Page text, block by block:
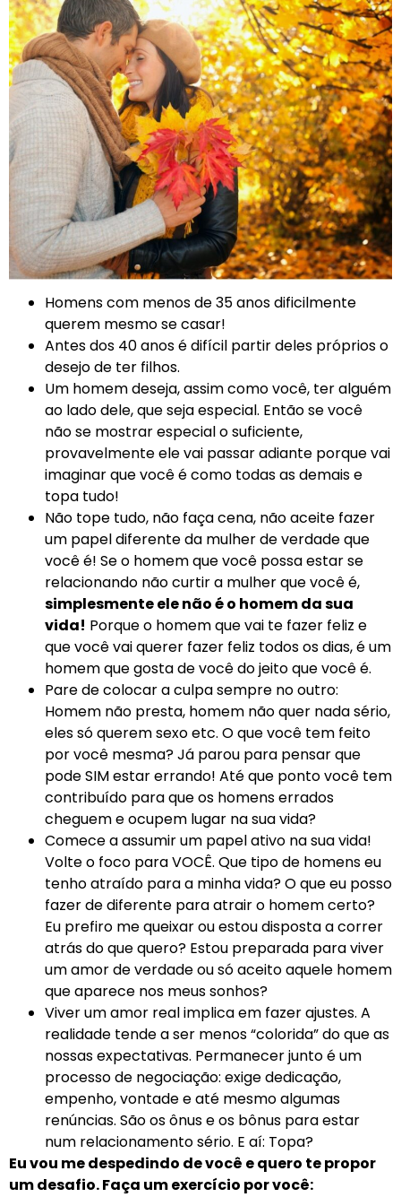
Homens com menos de 35 anos dificilmente
querem mesmo se casar!
Antes dos 40 anos é difícil partir deles próprios o
desejo de ter filhos.
Um homem deseja, assim como você, ter alguém
ao lado dele, que seja especial. Então se você
não se mostrar especial o suficiente,
provavelmente ele vai passar adiante porque vai
imaginar que você é como todas as demais e
topa tudo!
Não tope tudo, não faça cena, não aceite fazer
um papel diferente da mulher de verdade que
você é! Se o homem que você possa estar se
relacionando não curtir a mulher que você é,
simplesmente ele não é o homem da sua
vida! Porque o homem que vai te fazer feliz e
que você vai querer fazer feliz todos os dias, é um
homem que gosta de você do jeito que você é.
Pare de colocar a culpa sempre no outro:
Homem não presta, homem não quer nada sério,
eles só querem sexo etc. O que você tem feito
por você mesma? Já parou para pensar que
pode SIM estar errando! Até que ponto você tem
contribuído para que os homens errados
cheguem e ocupem lugar na sua vida?
Comece a assumir um papel ativo na sua vida!
Volte o foco para VOCÊ. Que tipo de homens eu
tenho atraído para a minha vida? O que eu posso
fazer de diferente para atrair o homem certo?
Eu prefiro me queixar ou estou disposta a correr
atrás do que quero? Estou preparada para viver
um amor de verdade ou só aceito aquele homem
que aparece nos meus sonhos?
Viver um amor real implica em fazer ajustes. A
realidade tende a ser menos “colorida” do que as
nossas expectativas. Permanecer junto é um
processo de negociação: exige dedicação,
empenho, vontade e até mesmo algumas
renúncias. São os ônus e os bônus para estar
num relacionamento sério. E aí: Topa?
Eu vou me despedindo de você e quero te propor
um desafio. Faça um exercício por você: